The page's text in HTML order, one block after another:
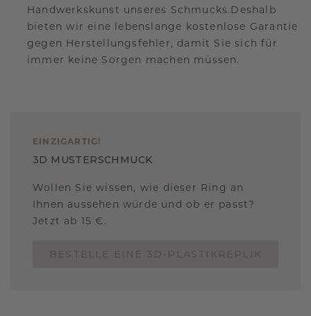
Handwerkskunst unseres Schmucks.Deshalb
bieten wir eine lebenslange kostenlose Garantie
gegen Herstellungsfehler, damit Sie sich für
immer keine Sorgen machen müssen.
EINZIGARTIG !
3D MUSTERSCHMUCK
Wollen Sie wissen, wie dieser Ring an
Ihnen aussehen würde und ob er passt?
Jetzt ab 15 €.